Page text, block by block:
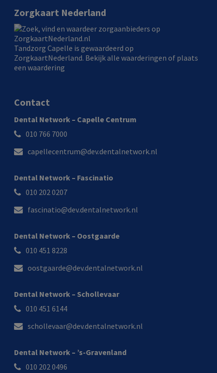
Zorgkaart Nederland
Tandzorg Capelle is gewaardeerd op
ZorgkaartNederland. Bekijk alle waarderingen of plaats
een waardering
Contact
Dental Network – Capelle Centrum
010 766 7000
capellecentrum@dev.dentalnetwork.nl
Dental Network – Fascinatio
010 202 0207
fascinatio@dev.dentalnetwork.nl
Dental Network – Oostgaarde
010 451 8228
oostgaarde@dev.dentalnetwork.nl
Dental Network – Schollevaar
010 451 6144
schollevaar@dev.dentalnetwork.nl
Dental Network – ’s-Gravenland
010 202 0496